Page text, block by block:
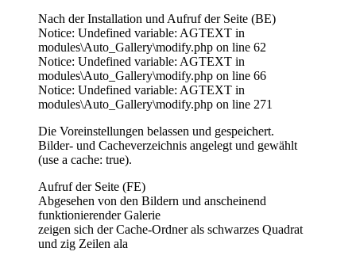
Nach der Installation und Aufruf der Seite (BE)
Notice: Undefined variable: AGTEXT in
modules\Auto_Gallery\modify.php on line 62
Notice: Undefined variable: AGTEXT in
modules\Auto_Gallery\modify.php on line 66
Notice: Undefined variable: AGTEXT in
modules\Auto_Gallery\modify.php on line 271
Die Voreinstellungen belassen und gespeichert.
Bilder- und Cacheverzeichnis angelegt und gewählt
(use a cache: true).
Aufruf der Seite (FE)
Abgesehen von den Bildern und anscheinend
funktionierender Galerie
zeigen sich der Cache-Ordner als schwarzes Quadrat
und zig Zeilen ala